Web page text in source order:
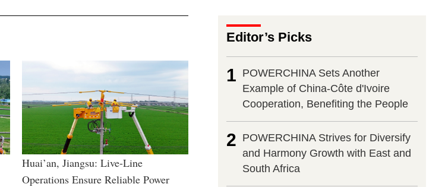
Huai’an, Jiangsu: Live-Line
Operations Ensure Reliable Power
Editor’s Picks
1 POWERCHINA Sets Another
Example of China-Côte d'Ivoire
Cooperation, Benefiting the People
2 POWERCHINA Strives for Diversify
and Harmony Growth with East and
South Africa